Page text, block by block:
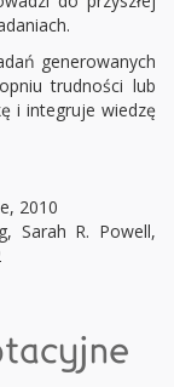
generowanych
trudności lub
i integruje wiedzę
2010
Sarah R. Powell,